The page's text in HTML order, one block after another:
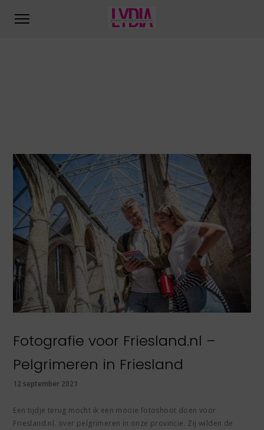
Fotografie voor Friesland.nl –
Pelgrimeren in Friesland
12 september 2021
Een tijdje terug mocht ik een mooie fotoshoot doen voor
Friesland.nl. over pelgrimeren in onze provincie. Zij wilden de